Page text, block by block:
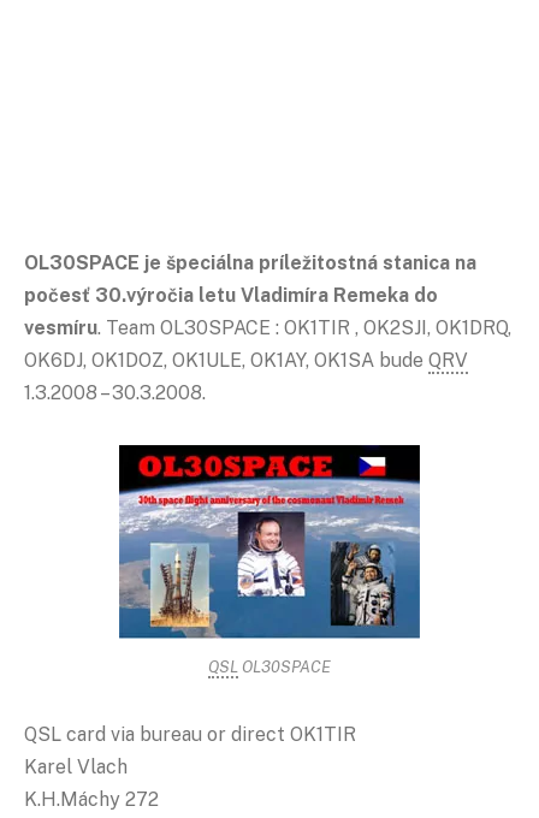
OL30SPACE je špeciálna príležitostná stanica na
počesť 30.výročia letu Vladimíra Remeka do
vesmíru. Team OL30SPACE : OK1TIR , OK2SJI, OK1DRQ,
OK6DJ, OK1DOZ, OK1ULE, OK1AY, OK1SA bude QRV
1.3.2008 – 30.3.2008.
QSL OL30SPACE
QSL card via bureau or direct OK1TIR
Karel Vlach
K.H.Máchy 272